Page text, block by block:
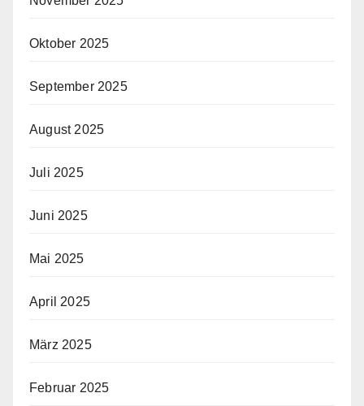
Oktober 2025
September 2025
August 2025
Juli 2025
Juni 2025
Mai 2025
April 2025
März 2025
Februar 2025